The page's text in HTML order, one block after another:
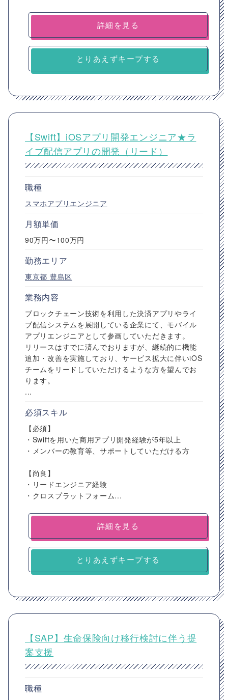
詳細を見る
とりあえずキープする
【Swift】iOSアプリ開発エンジニア★ラ
イブ配信アプリの開発（リード）
職種
スマホアプリエンジニア
月額単価
90万円〜100万円
勤務エリア
東京都 豊島区
業務内容
ブロックチェーン技術を利用した決済アプリやライ
ブ配信システムを展開している企業にて、モバイル
アプリエンジニアとして参画していただきます。
リリースはすでに済んでおりますが、継続的に機能
追加・改善を実施しており、サービス拡大に伴いiOS
チームをリードしていただけるような方を望んでお
ります。
...
必須スキル
【必須】
・Swiftを用いた商用アプリ開発経験が5年以上
・メンバーの教育等、サポートしていただける方
【尚良】
・リードエンジニア経験
・クロスプラットフォーム...
詳細を見る
とりあえずキープする
【SAP】生命保険向け移行検討に伴う提
案支援
職種